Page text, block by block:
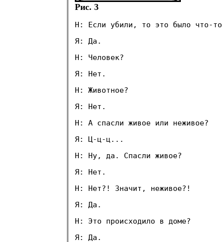
Рис. 3
Н: Если убили, то это было что-
Я: Да.
Н: Человек?
Я: Нет.
Н: Животное?
Я: Нет.
Н: А спасли живое или неживое?
Я: Ц-ц-ц...
Н: Ну, да. Спасли живое?
Я: Нет.
Н: Нет?! Значит, неживое?!
Я: Да.
Н: Это происходило в доме?
Я: Да.